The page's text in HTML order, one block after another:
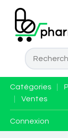
Catégories
Ventes
Connexion